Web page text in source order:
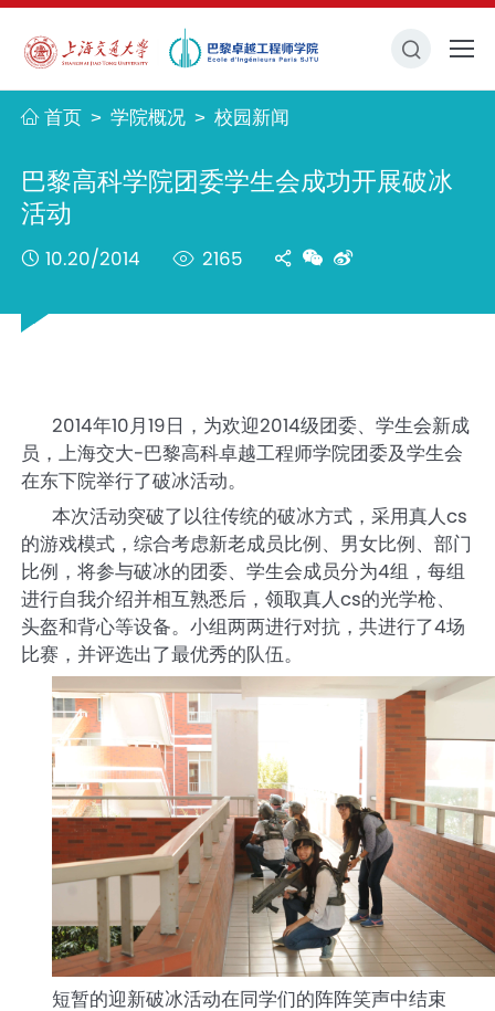
首页 > 学院概况 > 校园新闻
巴黎高科学院团委学生会成功开展破冰
活动
10.20/2014 2165
2014年10 月19 日，为欢迎2014级团委、学生会新成
员，上海交大-巴黎高科卓越工程师学院团委及学生会
在东下院举行了破冰活动。
本次活动突破了以往传统的破冰方式，采用真人cs
的游戏模式，综合考虑新老成员比例、男女比例、部门
比例，将参与破冰的团委、学生会成员分为4组，每组
进行自我介绍并相互熟悉后，领取真人cs的光学枪、
头盔和背心等设备。小组两两进行对抗，共进行了4场
比赛，并评选出了最优秀的队伍。
短暂的迎新破冰活动在同学们的阵阵笑声中结束